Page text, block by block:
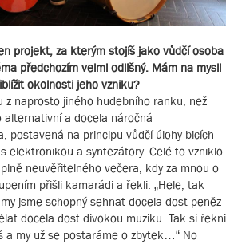
projekt, za kterým stojíš jako vůdčí osoba
předchozím velmi odlišný. Mám na mysli
okolnosti jeho vzniku?
z naprosto jiného hudebního ranku, než
alternativní a docela náročná
postavená na principu vůdčí úlohy bicích
elektronikou a syntezátory. Celé to vzniklo
neuvěřitelného večera, kdy za mnou o
přišli kamarádi a řekli: „Hele, tak
jsme schopný sehnat docela dost peněz
docela dost divokou muziku. Tak si řekni
a my už se postaráme o zbytek…“ No